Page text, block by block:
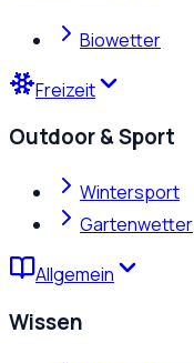
Biowetter
Freizeit
Outdoor & Sport
Wintersport
Gartenwetter
Allgemein
Wissen